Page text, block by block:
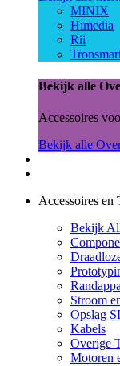
MINIX
Himedia
Rii
Bekijk alle
Accessoires
Bekijk alle
Accessoires en
Bekijk
Stroom
Opslag
Kabels
Overige
Motoren